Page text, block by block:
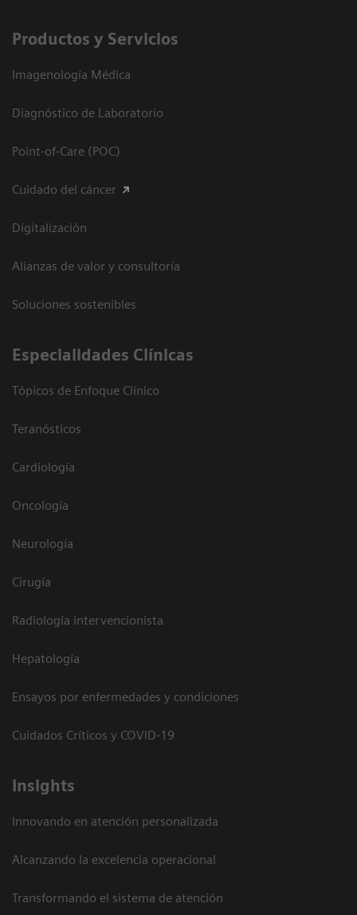
Productos y Servicios
Imagenología Médica
Diagnóstico de Laboratorio
Point-of-Care (POC)
Cuidado del cáncer
Digitalización
Alianzas de valor y consultoría
Soluciones sostenibles
Especialidades Clínicas
Tópicos de Enfoque Clínico
Teranósticos
Cardiología
Oncología
Neurología
Cirugía
Radiología intervencionista
Hepatología
Ensayos por enfermedades y condiciones
Cuidados Críticos y COVID-19
Insights
Innovando en atención personalizada
Alcanzando la excelencia operacional
Transformando el sistema de atención